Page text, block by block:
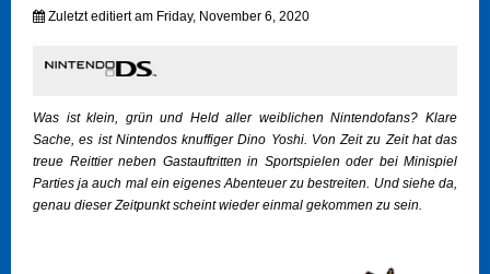
Zuletzt editiert am Friday, November 6, 2020
Was ist klein, grün und Held aller weiblichen Nintendofans? Klare
Sache, es ist Nintendos knuffiger Dino Yoshi. Von Zeit zu Zeit hat das
treue Reittier neben Gastauftritten in Sportspielen oder bei Minispiel
Parties ja auch mal ein eigenes Abenteuer zu bestreiten. Und siehe da,
genau dieser Zeitpunkt scheint wieder einmal gekommen zu sein.